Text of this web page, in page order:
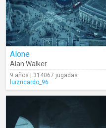
Alone
Alan Walker
9 años | 314067 jugadas
luizricardo_96